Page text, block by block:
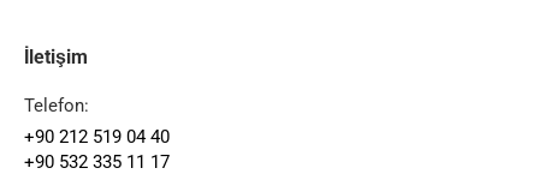
İletişim
Telefon:
+90 212 519 04 40
+90 532 335 11 17